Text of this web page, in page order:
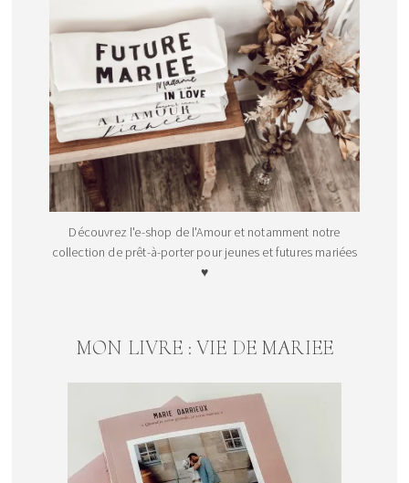
Découvrez l'e-shop de l'Amour et notamment notre
collection de prêt-à-porter pour jeunes et futures mariées
♥
MON LIVRE : VIE DE MARIEE